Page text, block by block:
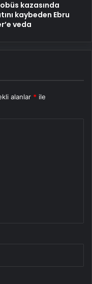
kazasında
kaybeden Ebru
veda
alanlar * ile